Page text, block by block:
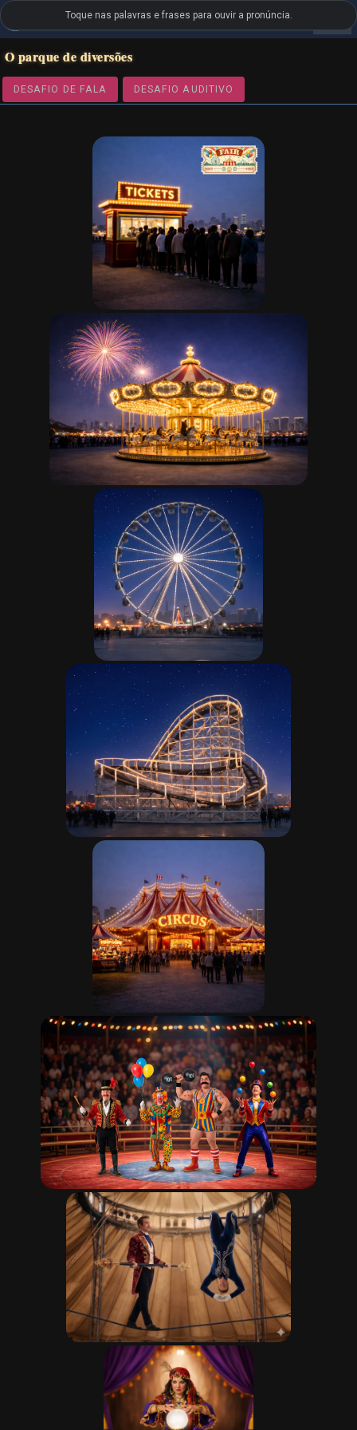
LanguageGuide.org•Vocabulário Visual de Português
O parque de diversões
DESAFIO DE FALA DESAFIO AUDITIVO
Toque nas palavras e frases para ouvir a pronúncia.